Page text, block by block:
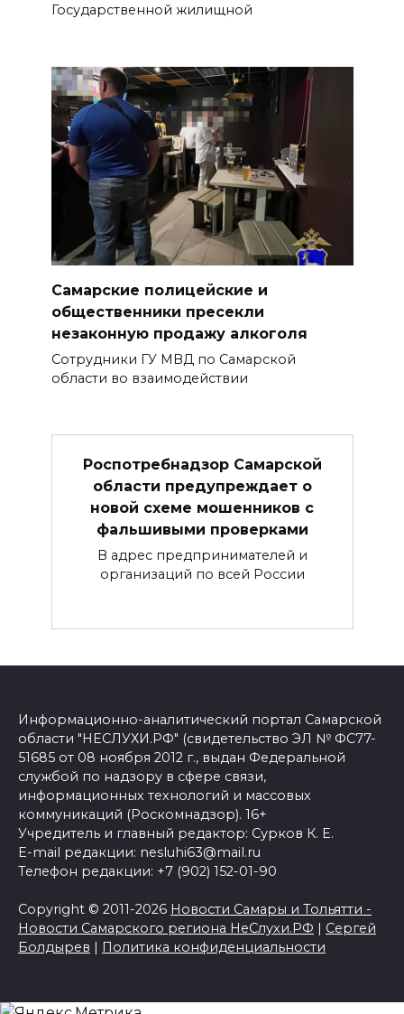
Государственной жилищной
Самарские полицейские и
общественники пресекли
незаконную продажу алкоголя
Сотрудники ГУ МВД по Самарской
области во взаимодействии
Роспотребнадзор Самарской
области предупреждает о
новой схеме мошенников с
фальшивыми проверками
В адрес предпринимателей и
организаций по всей России
Информационно-аналитический портал Самарской
области "НЕСЛУХИ.РФ" (свидетельство ЭЛ № ФС77-
51685 от 08 ноября 2012 г., выдан Федеральной
службой по надзору в сфере связи,
информационных технологий и массовых
коммуникаций (Роскомнадзор). 16+
Учредитель и главный редактор: Сурков К. Е.
E-mail редакции: nesluhi63@mail.ru
Телефон редакции: +7 (902) 152-01-90
Copyright © 2011-2026 Новости Самары и Тольятти -
Новости Самарского региона НеСлухи.РФ | Сергей
Болдырев | Политика конфиденциальности